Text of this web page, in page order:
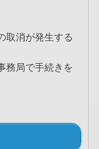
取消が発生する
務局で手続きを